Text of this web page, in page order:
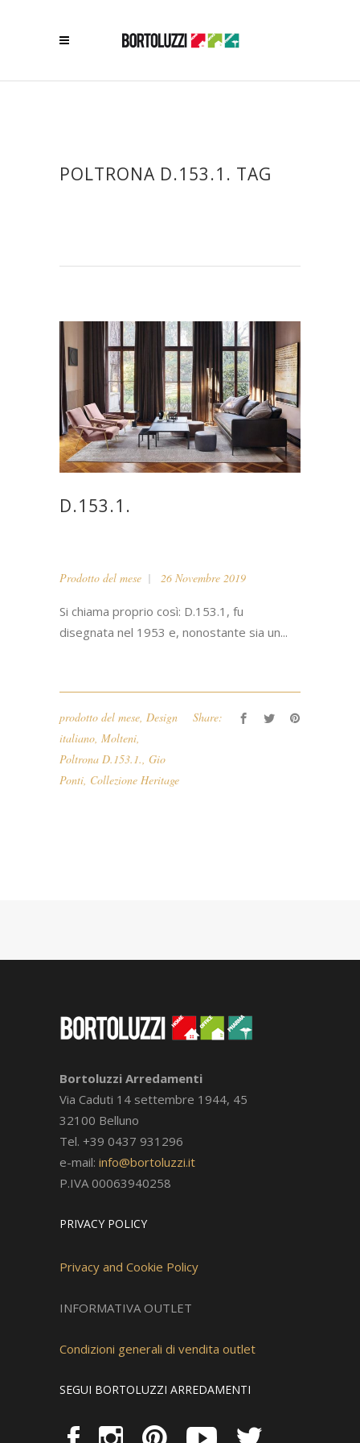
POLTRONA D.153.1. TAG
D.153.1.
Prodotto del mese 26 Novembre 2019
Si chiama proprio così: D.153.1, fu
disegnata nel 1953 e, nonostante sia un...
prodotto del mese Design
italiano Molteni
Poltrona D.153.1. Gio
Ponti Collezione Heritage
Share:
Bortoluzzi Arredamenti
Via Caduti 14 settembre 1944, 45
32100 Belluno
Tel. +39 0437 931296
e-mail: info@bortoluzzi.it
P.IVA 00063940258
PRIVACY POLICY
Privacy and Cookie Policy
INFORMATIVA OUTLET
Condizioni generali di vendita outlet
SEGUI BORTOLUZZI ARREDAMENTI